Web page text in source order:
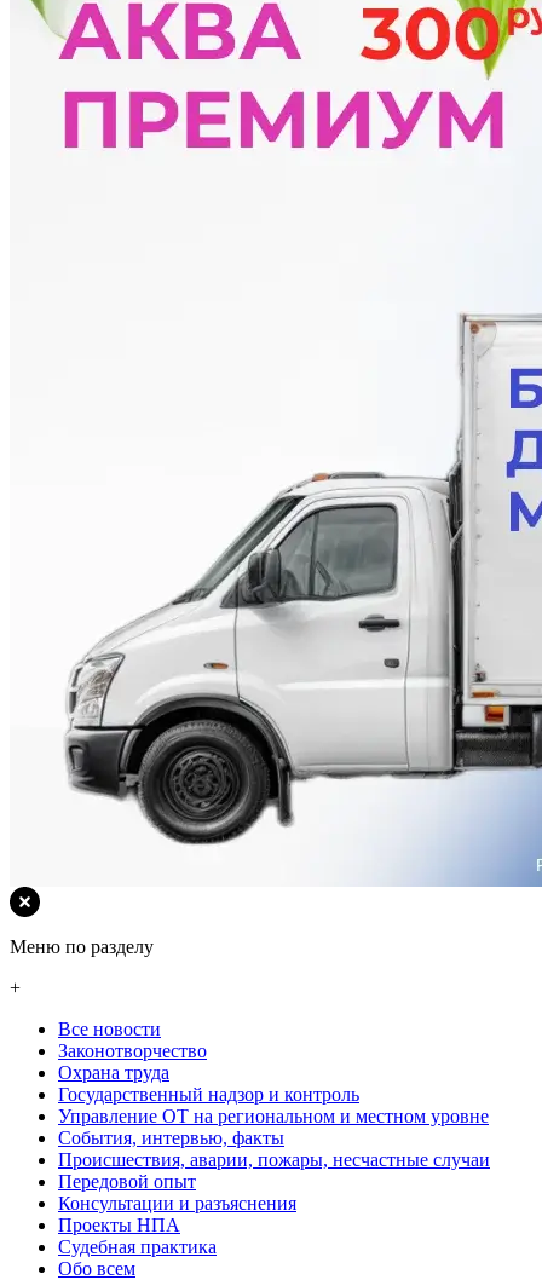
Меню по разделу
+
Все новости
Законотворчество
Охрана труда
Государственный надзор и контроль
Управление ОТ на региональном и местном уровне
События, интервью, факты
Происшествия, аварии, пожары, несчастные случаи
Передовой опыт
Консультации и разъяснения
Проекты НПА
Судебная практика
Обо всем